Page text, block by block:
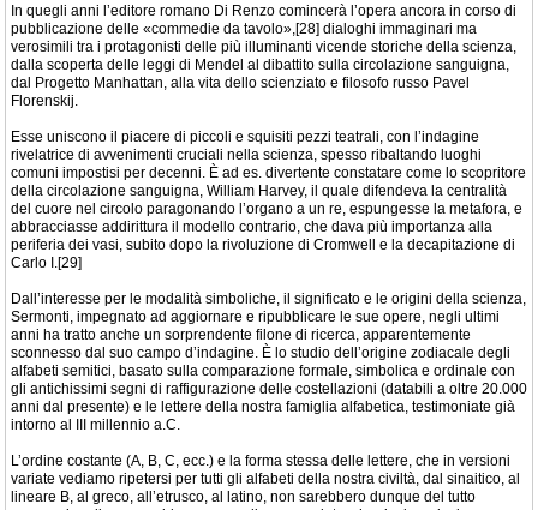
In quegli anni l’editore romano Di Renzo comincerà l’opera ancora in corso di
pubblicazione delle «commedie da tavolo»,[28] dialoghi immaginari ma
verosimili tra i protagonisti delle più illuminanti vicende storiche della scienza,
dalla scoperta delle leggi di Mendel al dibattito sulla circolazione sanguigna,
dal Progetto Manhattan, alla vita dello scienziato e filosofo russo Pavel
Florenskij.
Esse uniscono il piacere di piccoli e squisiti pezzi teatrali, con l’indagine
rivelatrice di avvenimenti cruciali nella scienza, spesso ribaltando luoghi
comuni impostisi per decenni. È ad es. divertente constatare come lo scopritore
della circolazione sanguigna, William Harvey, il quale difendeva la centralità
del cuore nel circolo paragonando l’organo a un re, espungesse la metafora, e
abbracciasse addirittura il modello contrario, che dava più importanza alla
periferia dei vasi, subito dopo la rivoluzione di Cromwell e la decapitazione di
Carlo I.[29]
Dall’interesse per le modalità simboliche, il significato e le origini della scienza,
Sermonti, impegnato ad aggiornare e ripubblicare le sue opere, negli ultimi
anni ha tratto anche un sorprendente filone di ricerca, apparentemente
sconnesso dal suo campo d’indagine. È lo studio dell’origine zodiacale degli
alfabeti semitici, basato sulla comparazione formale, simbolica e ordinale con
gli antichissimi segni di raffigurazione delle costellazioni (databili a oltre 20.000
anni dal presente) e le lettere della nostra famiglia alfabetica, testimoniate già
intorno al III millennio a.C.
L’ordine costante (A, B, C, ecc.) e la forma stessa delle lettere, che in versioni
variate vediamo ripetersi per tutti gli alfabeti della nostra civiltà, dal sinaitico, al
lineare B, al greco, all’etrusco, al latino, non sarebbero dunque del tutto